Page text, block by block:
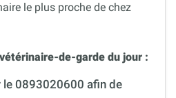
le plus proche de chez
de-garde du jour :
le 0893020600 afin de